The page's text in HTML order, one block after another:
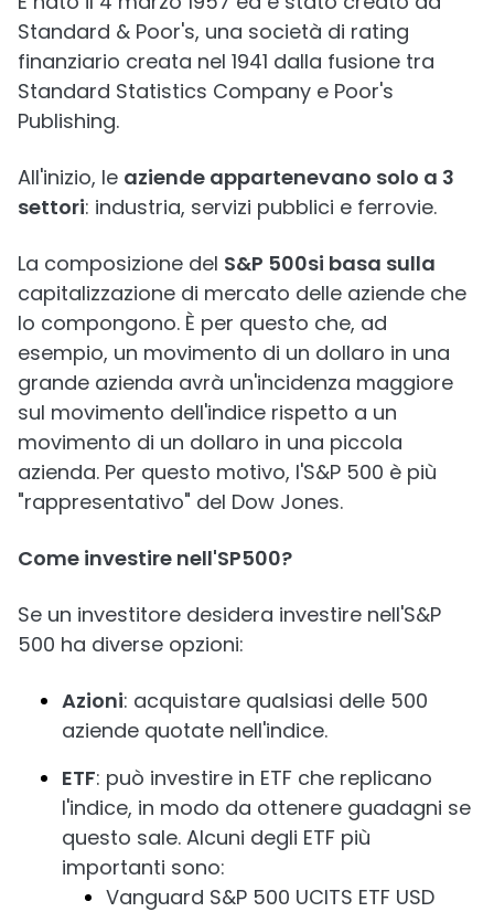
Standard & Poor's, una società di rating
finanziario creata nel 1941 dalla fusione tra
Standard Statistics Company e Poor's
Publishing.
All'inizio, le aziende appartenevano solo a 3
settori: industria, servizi pubblici e ferrovie.
La composizione del S&P 500si basa sulla
capitalizzazione di mercato delle aziende che
lo compongono. È per questo che, ad
esempio, un movimento di un dollaro in una
grande azienda avrà un'incidenza maggiore
sul movimento dell'indice rispetto a un
movimento di un dollaro in una piccola
azienda. Per questo motivo, l'S&P 500 è più
"rappresentativo" del Dow Jones.
Come investire nell'SP500?
Se un investitore desidera investire nell'S&P
500 ha diverse opzioni:
Azioni: acquistare qualsiasi delle 500
aziende quotate nell'indice.
ETF: può investire in ETF che replicano
l'indice, in modo da ottenere guadagni se
questo sale. Alcuni degli ETF più
importanti sono:
Vanguard S&P 500 UCITS ETF USD